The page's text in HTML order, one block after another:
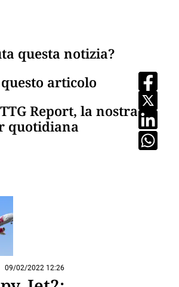
questa notizia?
articolo
Report, la nostra
quotidiana
09/02/2022 12:26